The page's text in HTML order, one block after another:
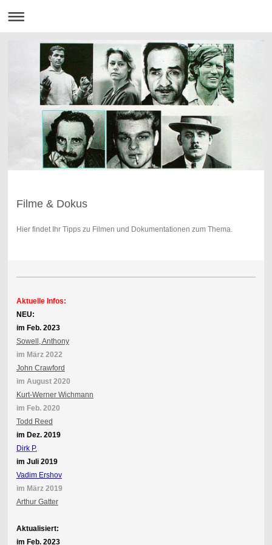
Filme & Dokus
Hier findet Ihr Tipps zu Filmen und Dokumentationen zum Thema.
Aktuelle Infos:
NEU:
im Feb. 2023
Sowell, Anthony
im März 2022
John Crawford
im August 2020
Kurt-Werner Wichmann
im Feb. 2020
Todd Reed
im Dez. 2019
Dirk P.
im Juli 2019
Vadim Ershov
im März 2019
Arthur Gatter
Aktualisiert:
im Feb. 2023